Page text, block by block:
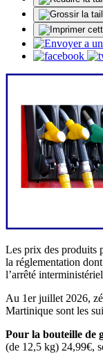
Les prix des produits
la réglementation
l’arrêté
Au 1er juillet 2026,
Martinique sont les
Pour la bouteille de
(de 12,5 kg) 24,99€,